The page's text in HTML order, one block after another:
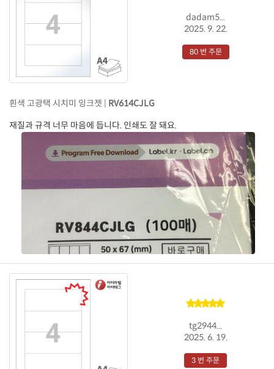
dadam5...
2025. 9. 22.
80 번 주문
흰색 고광택 시치미 잉크젯 | RV614CJLG
재질과 규격 너무 마음에 듭니다. 인쇄도 잘 돼요.
tg2944...
2025. 6. 19.
3 번 주문